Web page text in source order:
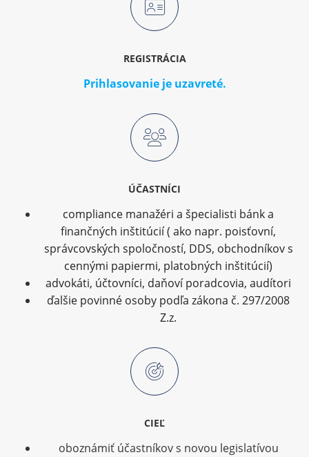
REGISTRÁCIA
Prihlasovanie je uzavreté.
ÚČASTNÍCI
compliance manažéri a špecialisti bánk a
finančných inštitúcií ( ako napr. poisťovní,
správcovských spoločností, DDS, obchodníkov s
cennými papiermi, platobných inštitúcií)
advokáti, účtovníci, daňoví poradcovia, audítori
ďalšie povinné osoby podľa zákona č. 297/2008
Z.z.
CIEĽ
oboznámiť účastníkov s novou legislatívou